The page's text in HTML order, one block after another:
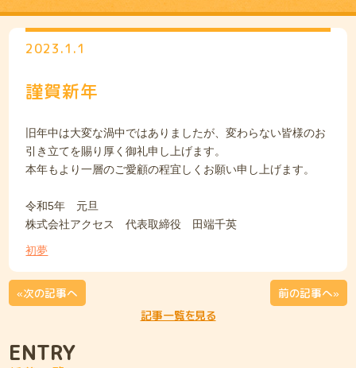
2023.1.1
謹賀新年
旧年中は大変な渦中ではありましたが、変わらない皆様のお
引き立てを賜り厚く御礼申し上げます。
本年もより一層のご愛顧の程宜しくお願い申し上げます。
令和5年 元旦
株式会社アクセス 代表取締役 田端千英
初夢
«次の記事へ
前の記事へ»
記事一覧を見る
ENTRY